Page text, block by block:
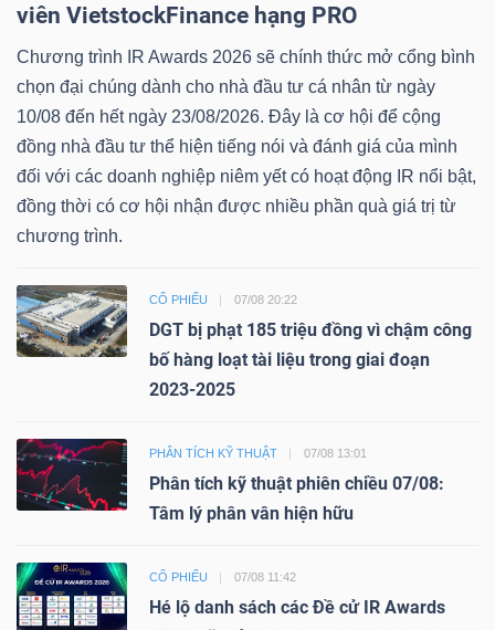
viên VietstockFinance hạng PRO
Chương trình IR Awards 2026 sẽ chính thức mở cổng bình
chọn đại chúng dành cho nhà đầu tư cá nhân từ ngày
10/08 đến hết ngày 23/08/2026. Đây là cơ hội để cộng
đồng nhà đầu tư thể hiện tiếng nói và đánh giá của mình
đối với các doanh nghiệp niêm yết có hoạt động IR nổi bật,
đồng thời có cơ hội nhận được nhiều phần quà giá trị từ
chương trình.
CỔ PHIẾU 07/08 20:22
DGT bị phạt 185 triệu đồng vì chậm công
bố hàng loạt tài liệu trong giai đoạn
2023-2025
PHÂN TÍCH KỸ THUẬT 07/08 13:01
Phân tích kỹ thuật phiên chiều 07/08:
Tâm lý phân vân hiện hữu
CỔ PHIẾU 07/08 11:42
Hé lộ danh sách các Đề cử IR Awards